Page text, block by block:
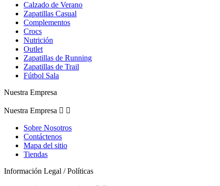
Calzado de Verano
Zapatillas Casual
Complementos
Crocs
Nutrición
Outlet
Zapatillas de Running
Zapatillas de Trail
Fútbol Sala
Nuestra Empresa
Nuestra Empresa  
Sobre Nosotros
Contáctenos
Mapa del sitio
Tiendas
Información Legal / Políticas